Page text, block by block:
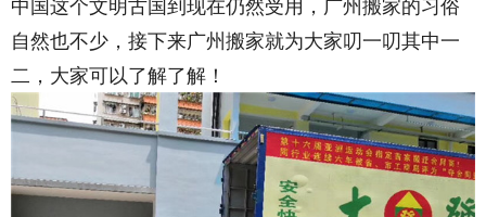
中国这个文明古国到现在仍然受用，广州搬家的习俗
自然也不少，接下来广州搬家就为大家叨一叨其中一
二，大家可以了解了解！